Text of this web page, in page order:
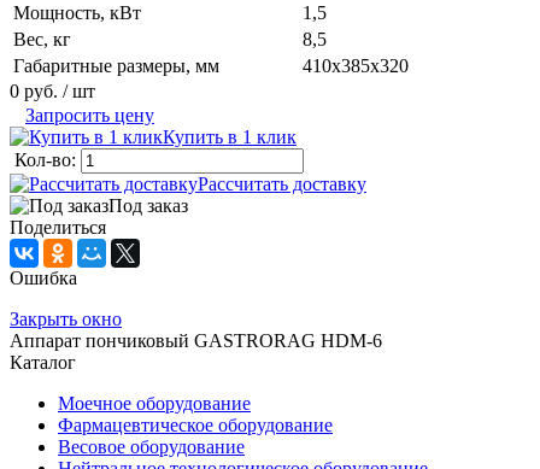
Мощность, кВт
1,5
Вес, кг
8,5
Габаритные размеры, мм
410х385х320
0 руб. / шт
Запросить цену
Купить в 1 клик
Кол-во:
Рассчитать доставку
Под заказ
Поделиться
Ошибка
Закрыть окно
Аппарат пончиковый GASTRORAG HDM-6
Каталог
Моечное оборудование
Фармацевтическое оборудование
Весовое оборудование